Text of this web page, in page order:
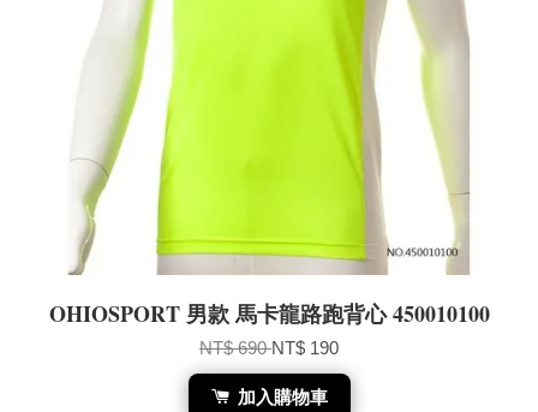
OHIOSPORT 男款 馬卡龍路跑背心 450010100
NT$ 690NT$ 190
加入購物車